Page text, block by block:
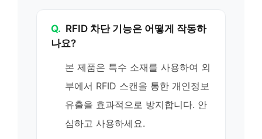
Q. RFID 차단 기능은 어떻게 작동하
나요?
본 제품은 특수 소재를 사용하여 외
부에서 RFID 스캔을 통한 개인정보
유출을 효과적으로 방지합니다. 안
심하고 사용하세요.